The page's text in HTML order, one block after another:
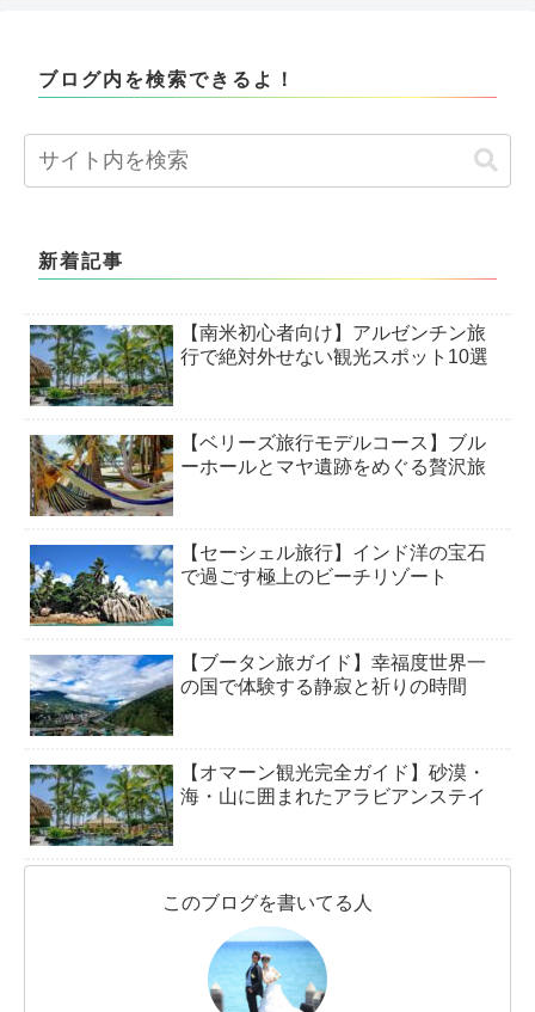
ブログ内を検索できるよ！
新着記事
【南米初心者向け】アルゼンチン旅
行で絶対外せない観光スポット10選
【ベリーズ旅行モデルコース】ブル
ーホールとマヤ遺跡をめぐる贅沢旅
【セーシェル旅行】インド洋の宝石
で過ごす極上のビーチリゾート
【ブータン旅ガイド】幸福度世界一
の国で体験する静寂と祈りの時間
【オマーン観光完全ガイド】砂漠・
海・山に囲まれたアラビアンステイ
このブログを書いてる人